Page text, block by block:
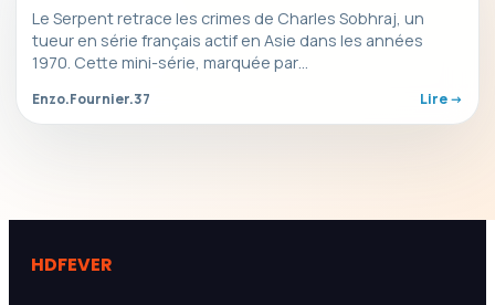
Le Serpent retrace les crimes de Charles Sobhraj, un
tueur en série français actif en Asie dans les années
1970. Cette mini-série, marquée par…
Enzo.Fournier.37 Lire ->
HDFEVER